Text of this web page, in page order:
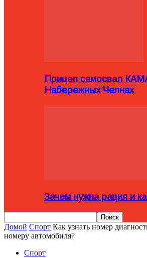
Прицеп самосвал
Набережных Челнах
Зачем нужна рация и
Домой Спорт Как узнать номер
номеру автомобиля?
Спорт